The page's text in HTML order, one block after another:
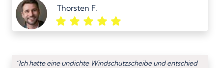
Thorsten F.
“Ich hatte eine undichte Windschutzscheibe und entschied